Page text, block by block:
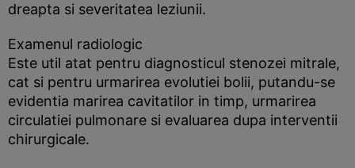
dreapta si severitatea leziunii.
Examenul radiologic
Este util atat pentru diagnosticul stenozei mitrale,
cat si pentru urmarirea evolutiei bolii, putandu-se
evidentia marirea cavitatilor in timp, urmarirea
circulatiei pulmonare si evaluarea dupa interventii
chirurgicale.